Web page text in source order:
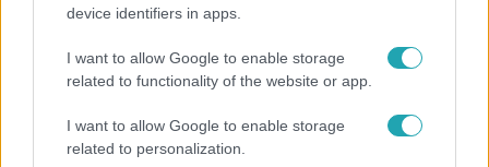
device identifiers in apps.
I want to allow Google to enable storage
related to functionality of the website or app.
I want to allow Google to enable storage
related to personalization.